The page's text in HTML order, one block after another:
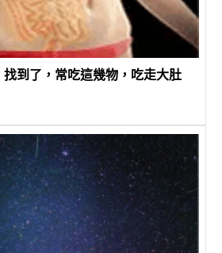
到了，常吃這幾物，吃走大肚